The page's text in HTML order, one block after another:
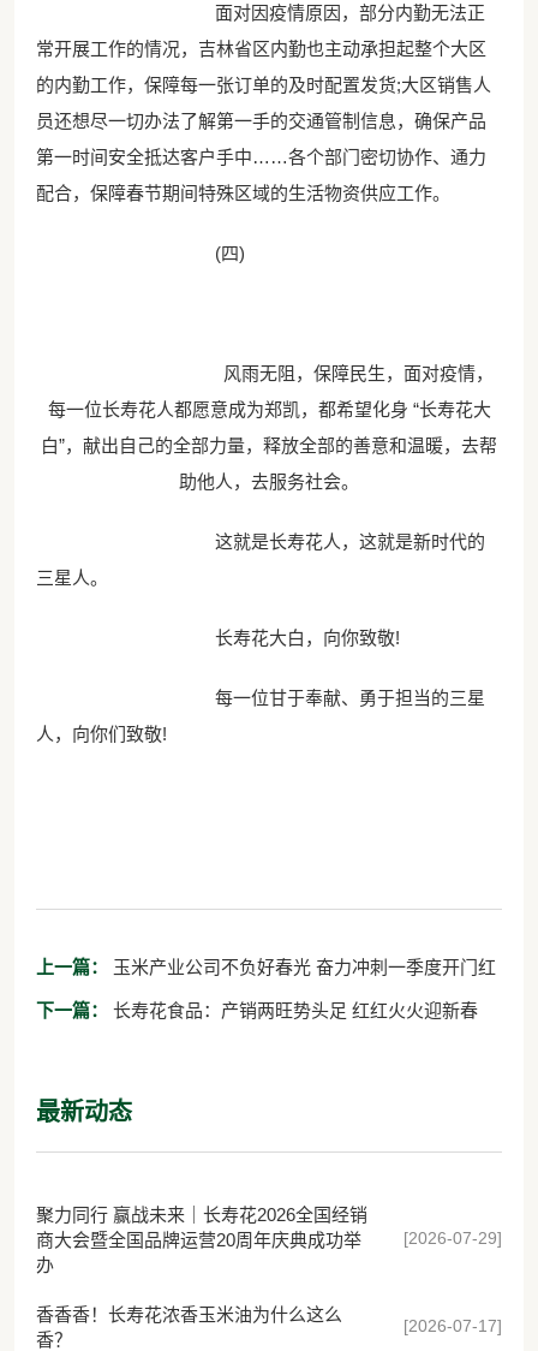
面对因疫情原因，部分内勤无法正
常开展工作的情况，吉林省区内勤也主动承担起整个大区
的内勤工作，保障每一张订单的及时配置发货;大区销售人
员还想尽一切办法了解第一手的交通管制信息，确保产品
第一时间安全抵达客户手中……各个部门密切协作、通力
配合，保障春节期间特殊区域的生活物资供应工作。
(四)
风雨无阻，保障民生，面对疫情，
每一位长寿花人都愿意成为郑凯，都希望化身 “长寿花大
白”，献出自己的全部力量，释放全部的善意和温暖，去帮
助他人，去服务社会。
这就是长寿花人，这就是新时代的
三星人。
长寿花大白，向你致敬!
每一位甘于奉献、勇于担当的三星
人，向你们致敬!
上一篇： 玉米产业公司不负好春光 奋力冲刺一季度开门红
下一篇： 长寿花食品：产销两旺势头足 红红火火迎新春
最新动态
聚力同行 赢战未来｜长寿花2026全国经销
商大会暨全国品牌运营20周年庆典成功举
办
[2026-07-29]
香香香！长寿花浓香玉米油为什么这么
香？
[2026-07-17]